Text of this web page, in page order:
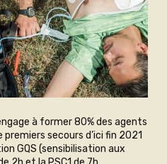
à former 80% des agents
secours d’ici fin 2021
GQS (sensibilisation aux